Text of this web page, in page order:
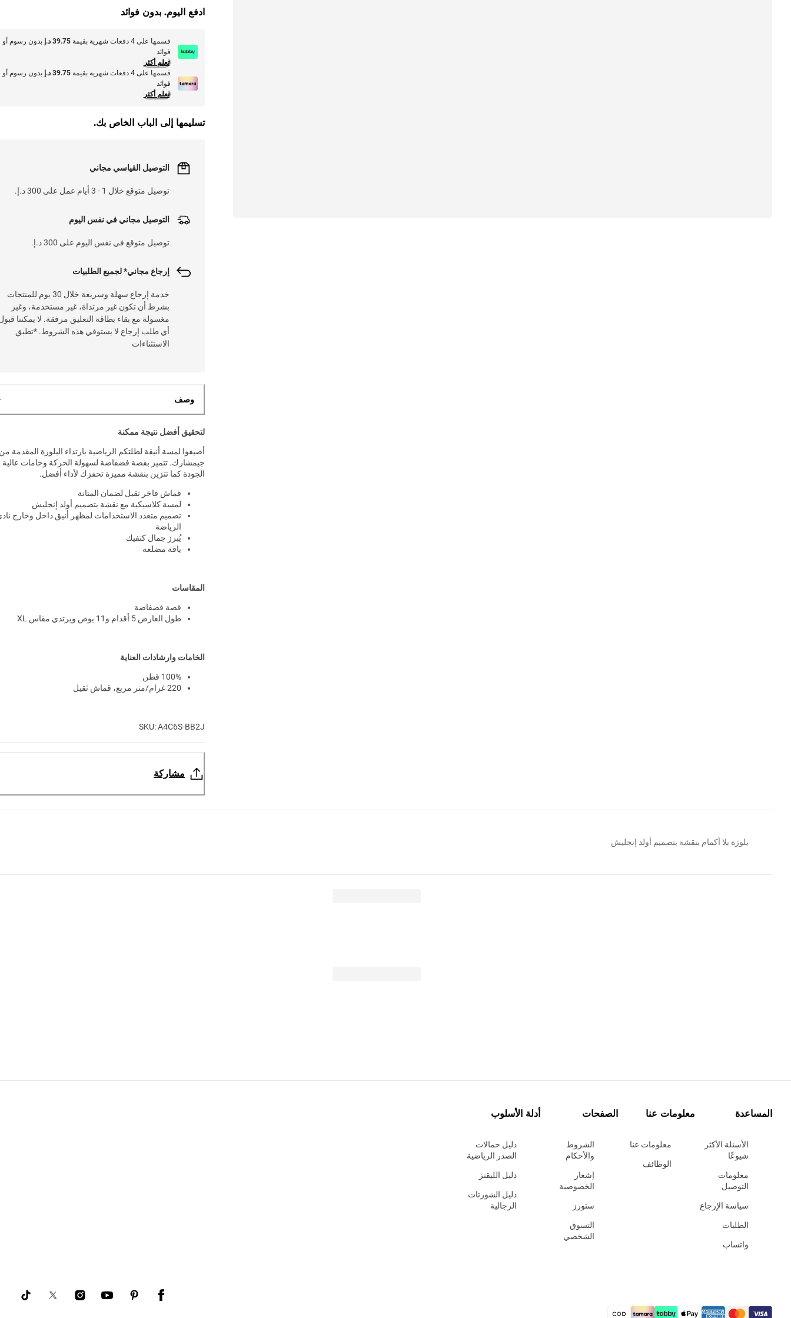
ادفع اليوم. بدون فوائد
قسمها على 4 دفعات شهرية بقيمة 39.75 د.إ
بدون رسوم أو
فوائد
تعلم أكثر
قسمها على 4 دفعات شهرية بقيمة
39.75 د.إ
بدون رسوم أو
فوائد
تعلم أكثر
تسليمها إلى الباب الخاص بك.
التوصيل القياسي مجاني
توصيل متوقع خلال 1 - 3 أيام عمل على 300 د.إ.
التوصيل مجاني في نفس اليوم
توصيل متوقع في نفس اليوم على 300 د.إ.
إرجاع مجاني* لجميع الطلبيات
خدمة إرجاع سهلة وسريعة خلال 30 يوم للمنتجات
بشرط أن تكون غير مرتداة، غير مستخدمة، وغير
مغسولة مع بقاء بطاقة التعليق مرفقة. لا يمكننا
أي طلب إرجاع لا يستوفي هذه الشروط. *تطبق
الاستثناءات
وصف
لتحقيق أفضل نتيجة ممكنة
أضيفوا لمسة أنيقة لطلتكم الرياضية بارتداء البلوزة المقدمة
جيمشارك. تتميز بقصة فضفاضة لسهولة الحركة وخامات عالية
الجودة كما تتزين بنقشة مميزة تحفزك لأداء أفضل.
قماش فاخر ثقيل لضمان المتانة
لمسة كلاسيكية مع نقشة بتصميم أولد إنجليش
تصميم متعدد الاستخدامات لمظهر أنيق داخل وخارج
الرياضة
يُبرز جمال كتفيك
ياقة مضلعة
المقاسات
قصة فضفاضة
طول العارض 5 أقدام و11 بوص ويرتدي مقاس XL
الخامات وارشادات العناية
100% قطن
220 غرام/متر مربع، قماش ثقيل
SKU: A4C6S-BB2J
مشاركة
بلوزة بلا أكمام بنقشة بتصميم أولد إنجليش
المساعدة
الأسئلة الأكثر
شيوعًا
معلومات
التوصيل
سياسة الإرجاع
الطلبات
واتساب
معلومات عنا
معلومات عنا
الوظائف
الصفحات
الشروط
والأحكام
إشعار
الخصوصية
ستورز
التسوق
الشخصي
أدلة الأسلوب
دليل حمالات
الصدر الرياضية
دليل الليقنز
دليل الشورتات
الرجالية